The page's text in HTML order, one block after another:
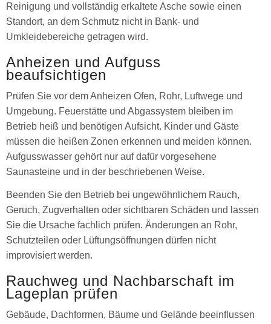
Reinigung und vollständig erkaltete Asche sowie einen
Standort, an dem Schmutz nicht in Bank- und
Umkleidebereiche getragen wird.
Anheizen und Aufguss
beaufsichtigen
Prüfen Sie vor dem Anheizen Ofen, Rohr, Luftwege und
Umgebung. Feuerstätte und Abgassystem bleiben im
Betrieb heiß und benötigen Aufsicht. Kinder und Gäste
müssen die heißen Zonen erkennen und meiden können.
Aufgusswasser gehört nur auf dafür vorgesehene
Saunasteine und in der beschriebenen Weise.
Beenden Sie den Betrieb bei ungewöhnlichem Rauch,
Geruch, Zugverhalten oder sichtbaren Schäden und lassen
Sie die Ursache fachlich prüfen. Änderungen an Rohr,
Schutzteilen oder Lüftungsöffnungen dürfen nicht
improvisiert werden.
Rauchweg und Nachbarschaft im
Lageplan prüfen
Gebäude, Dachformen, Bäume und Gelände beeinflussen